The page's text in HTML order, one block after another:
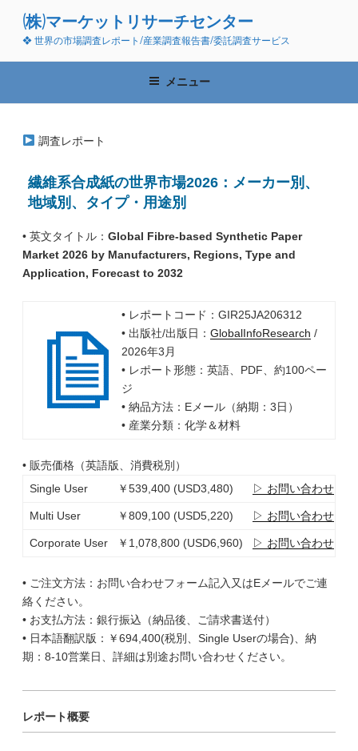
ン
(株)マーケットリサーチセンター
❖ 世界の市場調査レポート/産業調査報告書/委託調査サービス
メニュー
調査レポート
繊維系合成紙の世界市場2026：メーカー別、
地域別、タイプ・用途別
• 英文タイトル： Global Fibre-based Synthetic Paper
Market 2026 by Manufacturers, Regions, Type and
Application, Forecast to 2032
• レポートコード：GIR25JA206312
• 出版社/出版日： GlobalInfoResearch /
2026年3月
• レポート形態：英語、PDF、約100ペー
ジ
• 納品方法：Eメール（納期：3日）
• 産業分類：化学＆材料
• 販売価格（英語版、消費税別）
Single User
￥539,400 (USD3,480) ▷ お問い合わせ
Multi User ￥809,100 (USD5,220) ▷ お問い合わせ
Corporate User ￥1,078,800 (USD6,960) ▷ お問い合わせ
• ご注文方法：お問い合わせフォーム記入又はEメールでご連
絡ください。
• お支払方法：銀行振込（納品後、ご請求書送付）
• 日本語翻訳版：￥694,400(税別、Single Userの場合)、納
期：8-10営業日、詳細は別途お問い合わせください。
レポート概要